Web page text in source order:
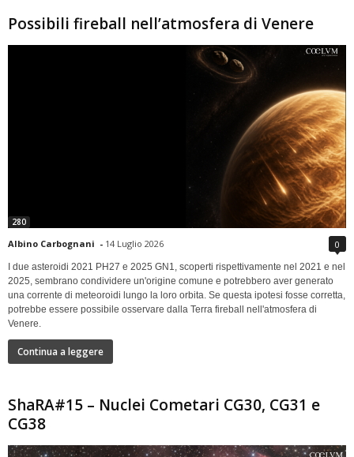
Possibili fireball nell’atmosfera di Venere
280
Albino Carbognani - 14 Luglio 2026 0
I due asteroidi 2021 PH27 e 2025 GN1, scoperti rispettivamente nel 2021 e nel
2025, sembrano condividere un'origine comune e potrebbero aver generato
una corrente di meteoroidi lungo la loro orbita. Se questa ipotesi fosse corretta,
potrebbe essere possibile osservare dalla Terra fireball nell'atmosfera di
Venere.
Continua a leggere
ShaRA#15 – Nuclei Cometari CG30, CG31 e
CG38